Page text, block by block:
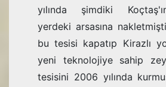
yılında şimdiki
yerdeki arsasına
bu tesisi kapatıp Kirazlı
yeni teknolojiye sahip
tesisini 2006 yılında